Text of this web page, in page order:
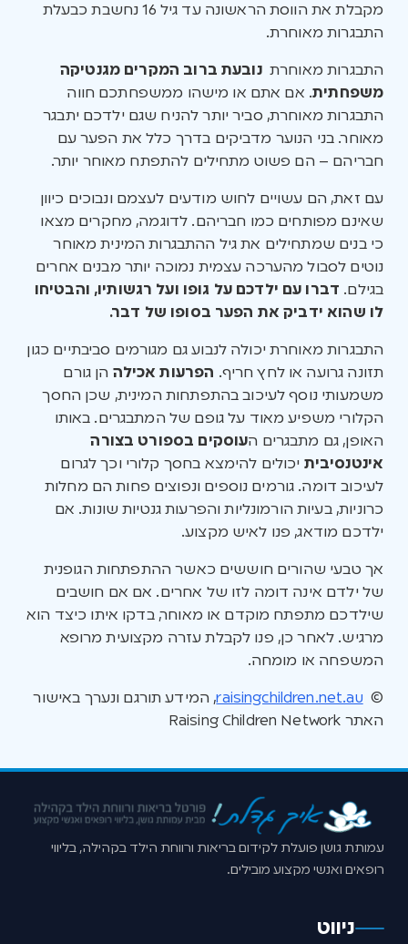
מקבלת את הווסת הראשונה עד גיל 16 נחשבת כבעלת
התבגרות מאוחרת.
התבגרות מאוחרתנובעת ברוב המקרים מגנטיקה
משפחתית. אם אתם או מישהו ממשפחתכם חווה
התבגרות מאוחרת, סביר יותר להניח שגם ילדכם יתבגר
מאוחר. בני הנוער מדביקים בדרך כלל את הפער עם
חבריהם – הם פשוט מתחילים להתפתח מאוחר יותר.
עם זאת, הם עשויים לחוש מודעים לעצמם ונבוכים כיוון
שאינם מפותחים כמו חבריהם. לדוגמה, מחקרים מצאו
כי בנים שמתחילים את גיל ההתבגרות המינית מאוחר
נוטים לסבול מהערכה עצמית נמוכה יותר מבנים אחרים
בגילם. דברו עם ילדכם על גופו ועל רגשותיו, והבטיחו
לו שהוא ידביק את הפער בסופו של דבר.
התבגרות מאוחרת יכולה לנבוע גם מגורמים סביבתיים כגון
תזונה גרועה או לחץ חריף. הפרעות אכילה הן גורם
משמעותי נוסף לעיכוב בהתפתחות המינית, שכן החסך
הקלורי משפיע מאוד על גופם של המתבגרים. באותו
האופן, גם מתבגרים העוסקים בספורט בצורה
אינטנסיבית יכולים להימצא בחסך קלורי וכך לגרום
לעיכוב דומה. גורמים נוספים ונפוצים פחות הם מחלות
כרוניות, בעיות הורמונליות והפרעות גנטיות שונות. אם
ילדכם מודאג, פנו לאיש מקצוע.
אך טבעי שהורים חוששים כאשר ההתפתחות הגופנית
של ילדם אינה דומה לזו של אחרים. אם אם חושבים
שילדכם מתפתח מוקדם או מאוחר, בדקו איתו כיצד הוא
מרגיש. לאחר כן, פנו לקבלת עזרה מקצועית מרופא
המשפחה או מומחה.
©
raisingchildren.net.au, המידע תורגם ונערך באישור
האתר Raising Children Network
עמותת גושן פועלת לקידום בריאות ורווחת הילד בקהילה, בליווי
רופאים ואנשי מקצוע מובילים.
ניווט